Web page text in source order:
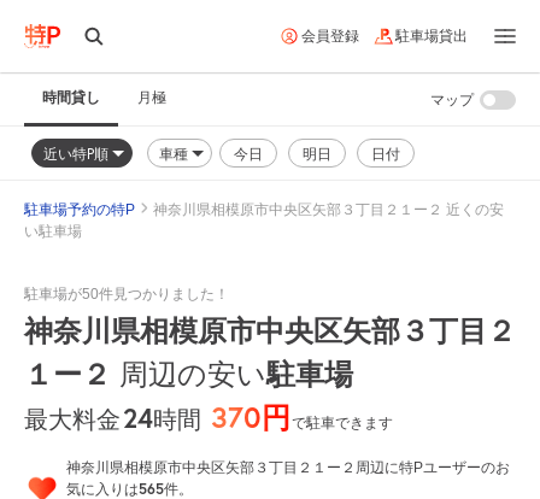
会員登録 駐車場貸出
時間貸し 月極
近い特P順 車種 今日 明日 日付
マップ
駐車場予約の特P
神奈川県相模原市中央区矢部３丁目２１ー２ 近くの安
い駐車場
駐車場が50件見つかりました！
神奈川県相模原市中央区矢部３丁目２
１ー２ 周辺の安い駐車場
最大料金24時間 370円で駐車できます
神奈川県相模原市中央区矢部３丁目２１ー２周辺に特Pユーザーのお
気に入りは565件。